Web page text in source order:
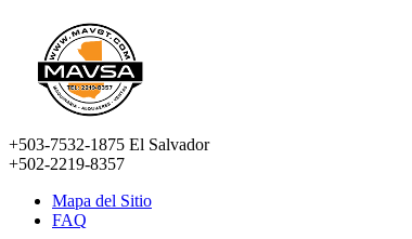
+503-7532-1875 El Salvador
+502-2219-8357
Mapa del Sitio
FAQ